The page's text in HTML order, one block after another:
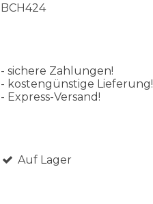
BCH424
- sichere Zahlungen!
- kostengünstige Lieferung!
- Express-Versand!
Auf Lager